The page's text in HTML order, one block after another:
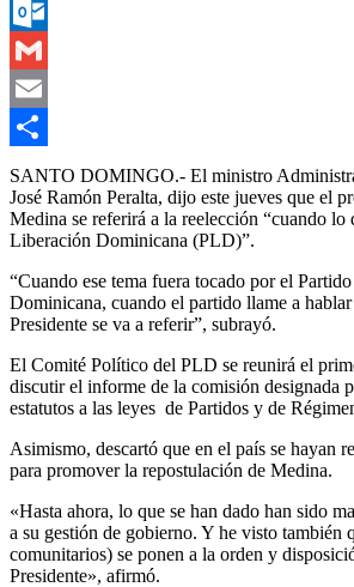
Messenger
Outlook.com
Gmail
Email
Compartir
SANTO DOMINGO.- El ministro
José Ramón Peralta, dijo este jueves que el
Medina se referirá a la reelección “cuando lo
Liberación Dominicana (PLD)”.
“Cuando ese tema fuera tocado por el
Dominicana, cuando el partido llame a hablar
Presidente se va a referir”, subrayó.
El Comité Político del PLD se reunirá el
discutir el informe de la comisión designada
estatutos a las leyes de Partidos y de
Asimismo, descartó que en el país se hayan
para promover la repostulación de Medina.
«Hasta ahora, lo que se han dado han sido
a su gestión de gobierno. Y he visto también
comunitarios) se ponen a la orden y
Presidente», afirmó.